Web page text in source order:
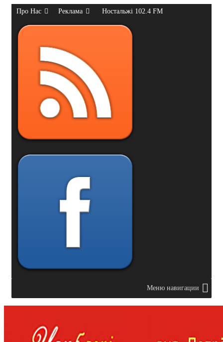
Про Нас Реклама Ностальжі 102.4 FM
Меню навигации